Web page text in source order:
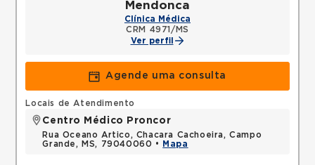
Mendonca
Clínica Médica
CRM 4971/MS
Ver perfil
Agende uma consulta
Locais de Atendimento
Centro Médico Proncor
Rua Oceano Artico, Chacara Cachoeira, Campo
Grande, MS, 79040060 •
Mapa